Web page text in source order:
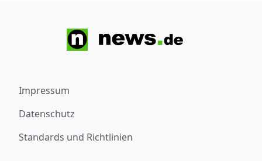
Impressum
Datenschutz
Standards und Richtlinien